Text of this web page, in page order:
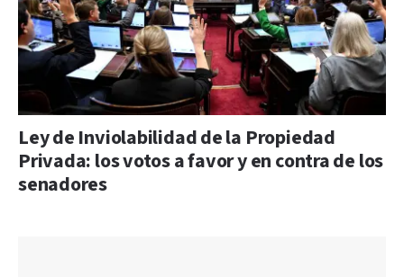
Ley de Inviolabilidad de la Propiedad
Privada: los votos a favor y en contra de los
senadores